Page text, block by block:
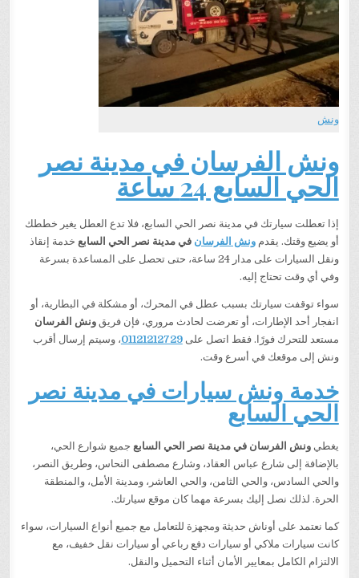
ونش
ونش الفرسان في مدينة نصر
الحي السابع 24 ساعة
إذا تعطلت سيارتك في مدينة نصر الحي السابع، فلا تدع العطل يغير خططك
أو يضيع وقتك. يقدمونش الفرسان في مدينة نصر الحي السابع خدمة إنقاذ
ونقل السيارات على مدار 24 ساعة، حتى تحصل على المساعدة بسرعة
وفي أي وقت تحتاج إليه.
سواء توقفت سيارتك بسبب عطل في المحرك، أو مشكلة في البطارية، أو
انفجار أحد الإطارات، أو تعرضت لحادث مروري، فإن فريقونش الفرسان
مستعد للتحرك فورًا. فقط اتصل على01121212729، وسيتم إرسال أقرب
ونش إلى موقعك في أسرع وقت.
خدمة ونش سيارات في مدينة نصر
الحي السابع
يغطيونش الفرسان في مدينة نصر الحي السابع جميع شوارع الحي،
بالإضافة إلى شارع عباس العقاد، وشارع مصطفى النحاس، وطريق النصر،
والحي السادس، والحي الثامن، والحي العاشر، ومدينة الأمل، والمنطقة
الحرة. لذلك نصل إليك بسرعة مهما كان موقع سيارتك.
كما نعتمد على أوناش حديثة ومجهزة للتعامل مع جميع أنواع السيارات، سواء
كانت سيارات ملاكي أو سيارات دفع رباعي أو سيارات نقل خفيف، مع
الالتزام الكامل بمعايير الأمان أثناء التحميل والنقل.